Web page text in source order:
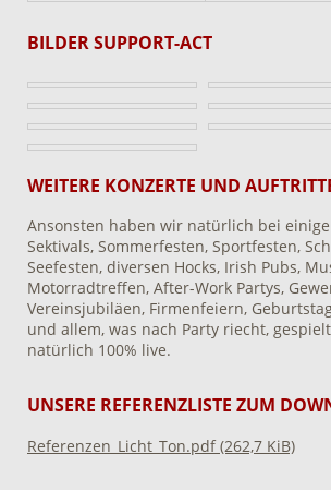
BILDER SUPPORT-ACT
WEITERE KONZERTE UND
Ansonsten haben wir natürlich bei
Sektivals, Sommerfesten, Sportfesten,
Seefesten, diversen Hocks, Irish Pubs,
Motorradtreffen, After-Work Partys,
Vereinsjubiläen, Firmenfeiern,
und allem, was nach Party riecht,
natürlich 100% live.
UNSERE REFERENZLISTE ZUM
Referenzen_Licht_Ton.pdf(262,7 KiB)